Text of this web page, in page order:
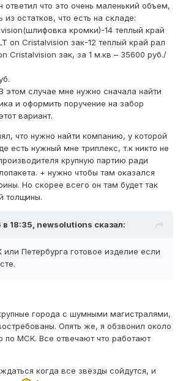
что это очень маленький объем,
остатков, что есть на складе:
кромки)-14 теплый край
on Cristalvision зак-12 теплый край рал
Cristalvision зак, за 1 м.кв – 35600 руб./
этом случае мне нужно сначала найти
и оформить поручение на забор
вариант.
что нужно найти компанию, у которой
есть нужный мне триплекс, т.к никто не
крупную партию ради
+ нужно чтобы там оказался
Но скорее всего он там будет так
толщины.
18:35, newsolutions сказал:
Петербурга готовое изделие если
города с шумными магистралями,
Опять же, я обзвонил около
по МСК. Все отвечают что работают
когда все звёзды сойдутся, и